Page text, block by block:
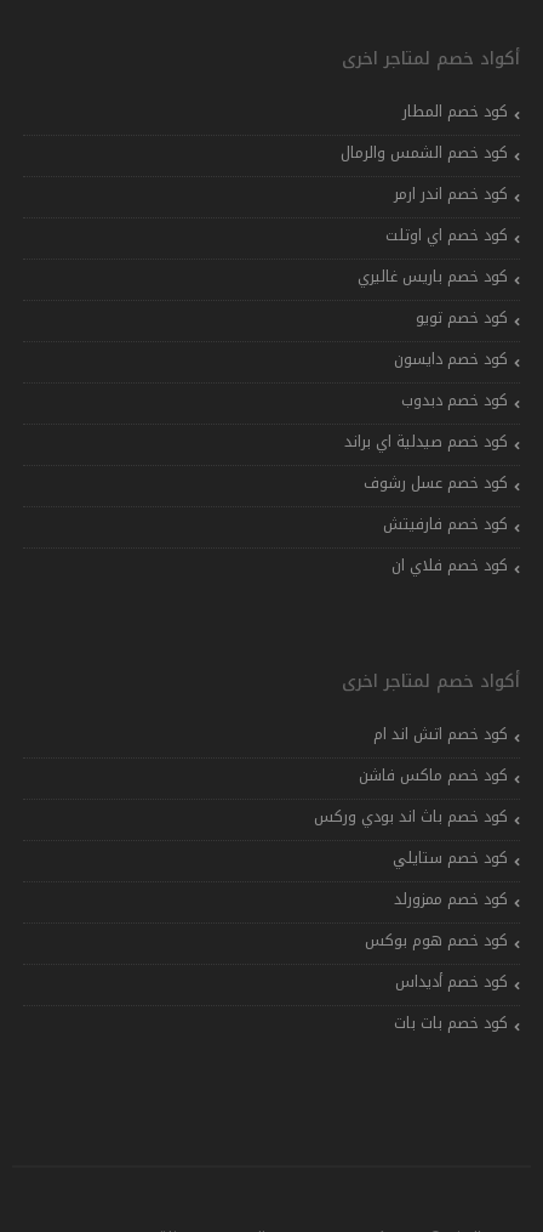
أكواد خصم لمتاجر اخرى
كود خصم المطار
كود خصم الشمس والرمال
كود خصم اندر ارمر
كود خصم اي اوتلت
كود خصم باريس غاليري
كود خصم تويو
كود خصم دايسون
كود خصم دبدوب
كود خصم صيدلية اي براند
كود خصم عسل رشوف
كود خصم فارفيتش
كود خصم فلاي ان
أكواد خصم لمتاجر اخرى
كود خصم اتش اند ام
كود خصم ماكس فاشن
كود خصم باث اند بودي وركس
كود خصم ستايلي
كود خصم ممزورلد
كود خصم هوم بوكس
كود خصم أديداس
كود خصم بات بات